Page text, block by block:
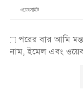
পরের বার আমি
নাম, ইমেল এবং